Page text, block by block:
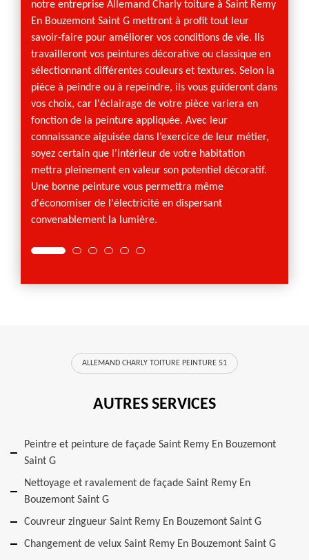
notre entreprise Allemand Charly toiture à Saint Remy
En Bouzemont Saint G mettront à profit tout leur
savoir-faire pour améliorer vos conditions de vie. Ils
travailleront vos peintures décorative ou classique en
sélectionnant différentes couleurs et textures. Selon la
pièce à peindre ou à repeindre, ils vous guideront dans
vos choix, car l'éclairage de votre pièce variera en
fonction de la peinture appliquée. Avec leur
connaissance aiguisée dans l’exercice de leur métier,
soyez certain que l'intérieur de votre habitation
mettra pleinement en valeur son potentiel décoratif.
Une bonne peinture vous permettra même
d'économiser de l'électricité en dispersant
convenablement la lumière.
ALLEMAND CHARLY TOITURE PEINTURE 51
AUTRES SERVICES
Peintre et peinture de façade Saint Remy En Bouzemont
Saint G
Nettoyage et ravalement de façade Saint Remy En
Bouzemont Saint G
Couvreur zingueur Saint Remy En Bouzemont Saint G
Changement de velux Saint Remy En Bouzemont Saint G